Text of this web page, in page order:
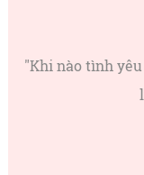
"Khi nào tình